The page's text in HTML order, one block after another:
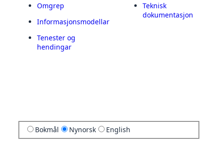
Omgrep
Informasjonsmodellar
Tenester og
hendingar
Teknisk
dokumentasjon
Bokmål Nynorsk English